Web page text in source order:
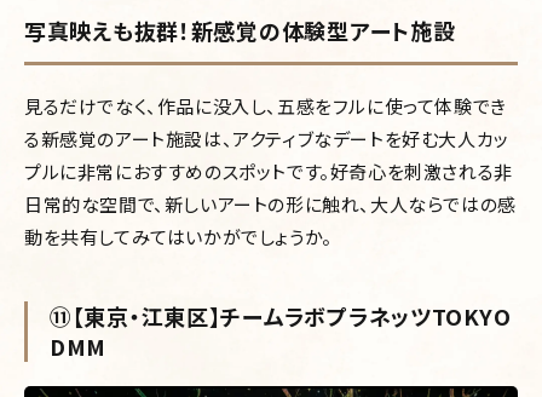
写真映えも抜群！新感覚の体験型アート施設
見るだけでなく、作品に没入し、五感をフルに使って体験でき
る新感覚のアート施設は、アクティブなデートを好む大人カッ
プルに非常におすすめのスポットです。好奇心を刺激される非
日常的な空間で、新しいアートの形に触れ、大人ならではの感
動を共有してみてはいかがでしょうか。
⑪【東京・江東区】チームラボプラネッツTOKYO
DMM